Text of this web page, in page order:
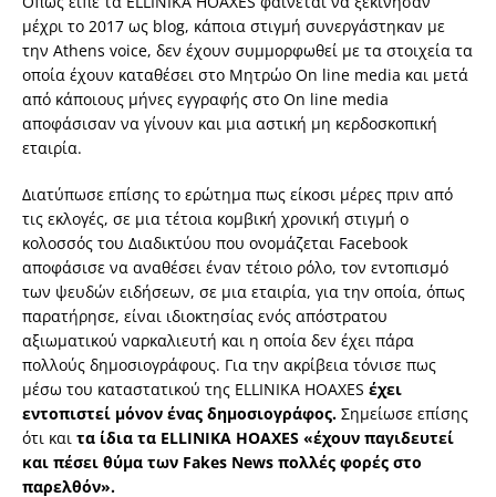
μέχρι το 2017 ως blog, κάποια στιγμή συνεργάστηκαν με
την Athens voice, δεν έχουν συμμορφωθεί με τα στοιχεία τα
οποία έχουν καταθέσει στο Μητρώο On line media και μετά
από κάποιους μήνες εγγραφής στο On line media
αποφάσισαν να γίνουν και μια αστική μη κερδοσκοπική
εταιρία.
Διατύπωσε επίσης το ερώτημα πως είκοσι μέρες πριν από
τις εκλογές, σε μια τέτοια κομβική χρονική στιγμή ο
κολοσσός του Διαδικτύου που ονομάζεται Facebook
αποφάσισε να αναθέσει έναν τέτοιο ρόλο, τον εντοπισμό
των ψευδών ειδήσεων, σε μια εταιρία, για την οποία, όπως
παρατήρησε, είναι ιδιοκτησίας ενός απόστρατου
αξιωματικού ναρκαλιευτή και η οποία δεν έχει πάρα
πολλούς δημοσιογράφους. Για την ακρίβεια τόνισε πως
μέσω του καταστατικού της ELLINIKA HOAXES έχει
εντοπιστεί μόνον ένας δημοσιογράφος. Σημείωσε επίσης
ότι και τα ίδια τα ELLINIKA HOAXES «έχουν παγιδευτεί
και πέσει θύμα των Fakes News πολλές φορές στο
παρελθόν».